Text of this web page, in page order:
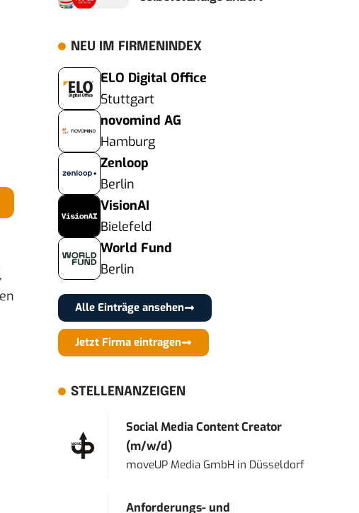
NEU IM FIRMENINDEX
ELO Digital Office
Stuttgart
novomind AG
Hamburg
Zenloop
Berlin
VisionAI
Bielefeld
World Fund
Berlin
Alle Einträge ansehen
Jetzt Firma eintragen
STELLENANZEIGEN
Social Media Content Creator
(m/w/d)
moveUP Media GmbH in Düsseldorf
Anforderungs- und